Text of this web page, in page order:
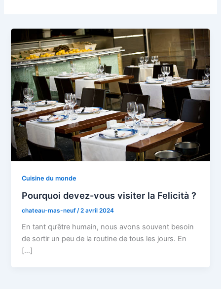
Cuisine du monde
Pourquoi devez-vous visiter la Felicità ?
chateau-mas-neuf/2 avril 2024
En tant qu’être humain, nous avons souvent besoin
de sortir un peu de la routine de tous les jours. En
[…]